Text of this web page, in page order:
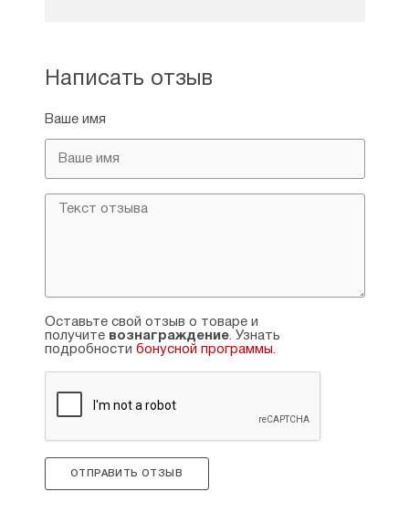
русской духовной литературы.
по православной агиологии». Преподавал
в Московском государственном
лингвистическом университете
и Российском государственном
гуманитарном университете.
Написать отзыв
Ваше имя
Оставьте свой отзыв о товаре и
получите вознаграждение. Узнать
подробности бонусной программы.
ОТПРАВИТЬ ОТЗЫВ